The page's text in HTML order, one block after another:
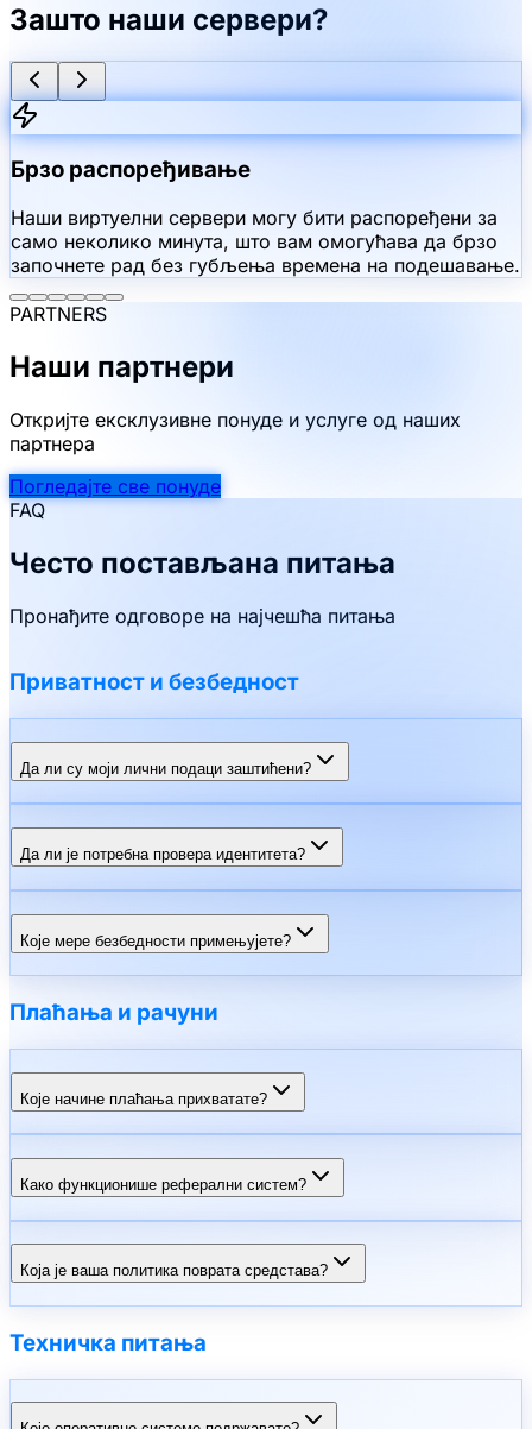
Зашто наши сервери?
Брзо распоређивање
Наши виртуелни сервери могу бити распоређени за
само неколико минута, што вам омогућава да брзо
започнете рад без губљења времена на подешавање.
PARTNERS
Наши партнери
Откријте ексклузивне понуде и услуге од наших
партнера
Погледајте све понуде
FAQ
Често постављана питања
Пронађите одговоре на најчешћа питања
Приватност и безбедност
Да ли су моји лични подаци заштићени?
Да ли је потребна провера идентитета?
Које мере безбедности примењујете?
Плаћања и рачуни
Које начине плаћања прихватате?
Како функционише реферални систем?
Која је ваша политика поврата средстава?
Техничка питања